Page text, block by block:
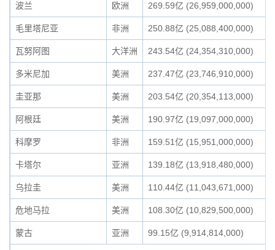
波兰 欧洲 269.59亿 (26,959,000,000)
毛里塔尼亚 非洲 250.88亿 (25,088,400,000)
瓦努阿图 大洋洲 243.54亿 (24,354,310,000)
多米尼加 美洲 237.47亿 (23,746,910,000)
圭亚那 美洲 203.54亿 (20,354,113,000)
阿根廷 美洲 190.97亿 (19,097,000,000)
科摩罗 非洲 159.51亿 (15,951,000,000)
卡塔尔 亚洲 139.18亿 (13,918,480,000)
乌拉圭 美洲 110.44亿 (11,043,671,000)
危地马拉 美洲 108.30亿 (10,829,500,000)
蒙古 亚洲 99.15亿 (9,914,814,000)